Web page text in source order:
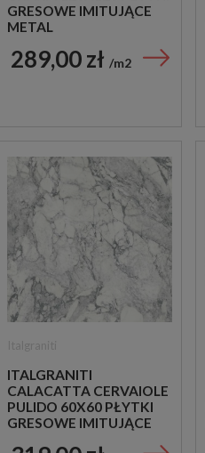
GRESOWE IMITUJĄCE
METAL
289,00 zł m2
ITALGRANITI
CALACATTA CERVAIOLE
PULIDO 60X60 PŁYTKI
GRESOWE IMITUJĄCE